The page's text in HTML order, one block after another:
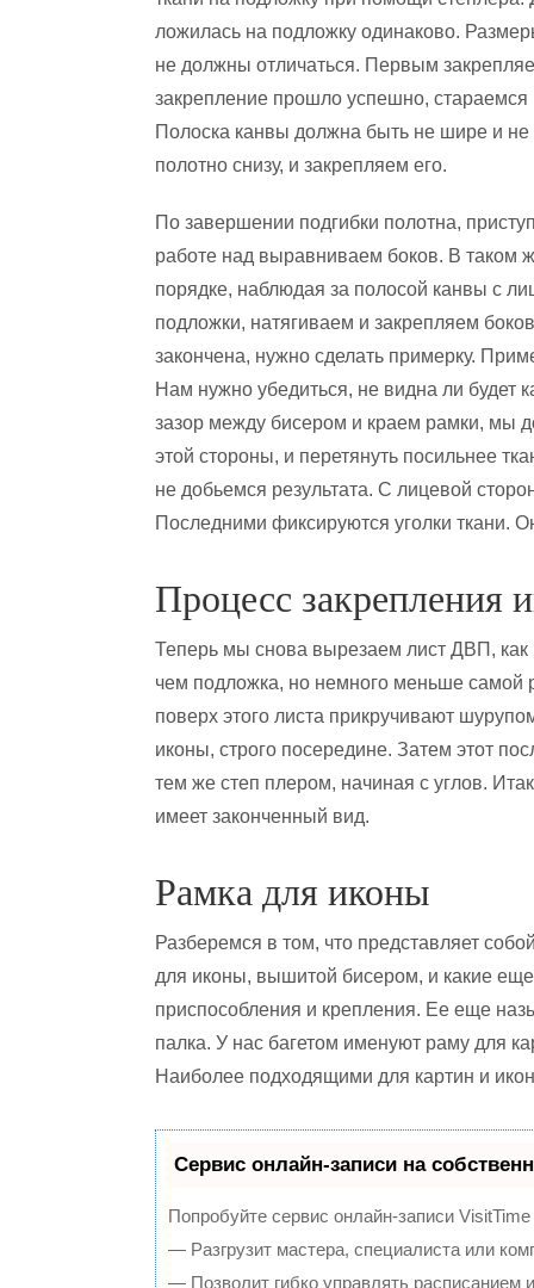
ложилась на подложку одинаково.
не должны отличаться. Первым
закрепление прошло успешно,
Полоска канвы должна быть не шире и не
полотно снизу, и закрепляем его.
По завершении подгибки полотна,
работе над выравниваем боков. В таком
порядке, наблюдая за полосой канвы с
подложки, натягиваем и закрепляем
закончена, нужно сделать примерку.
Нам нужно убедиться, не видна ли будет
зазор между бисером и краем рамки, мы
этой стороны, и перетянуть посильнее
не добьемся результата. С лицевой
Последними фиксируются уголки ткани.
Процесс закрепления
Теперь мы снова вырезаем лист ДВП,
чем подложка, но немного меньше самой
поверх этого листа прикручивают
иконы, строго посередине. Затем этот
тем же степ плером, начиная с углов.
имеет законченный вид.
Рамка для иконы
Разберемся в том, что представляет
для иконы, вышитой бисером, и какие еще
приспособления и крепления. Ее еще
палка. У нас багетом именуют раму для
Наиболее подходящими для картин и
Сервис онлайн-записи на
Попробуйте сервис онлайн-записи
— Разгрузит мастера, специалиста или
— Позволит гибко управлять расписанием и